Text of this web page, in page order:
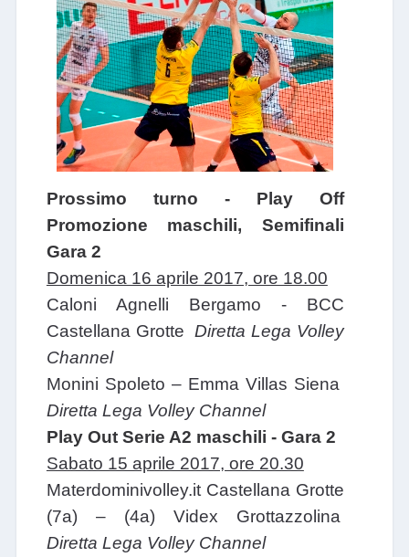
Prossimo turno - Play Off
Promozione maschili, Semifinali
Gara 2
Domenica 16 aprile 2017, ore 18.00
Caloni Agnelli Bergamo - BCC
Castellana GrotteDiretta Lega Volley
Channel
Monini Spoleto – Emma Villas Siena
Diretta Lega Volley Channel
Play Out Serie A2 maschili - Gara 2
Sabato 15 aprile 2017, ore 20.30
Materdominivolley.it Castellana Grotte
(7a) – (4a) Videx Grottazzolina
Diretta Lega Volley Channel